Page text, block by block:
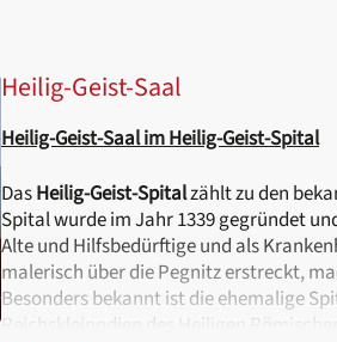
Heilig-Geist-Saal
Heilig-Geist-Saal im Heilig-Geist-Spital
DasHeilig-Geist-Spitalzählt zu den
Spital wurde im Jahr 1339 gegründet
Alte und Hilfsbedürftige und als
malerisch über die Pegnitz erstreckt,
Besonders bekannt ist die ehemalige
Reichskleinodien des Heiligen